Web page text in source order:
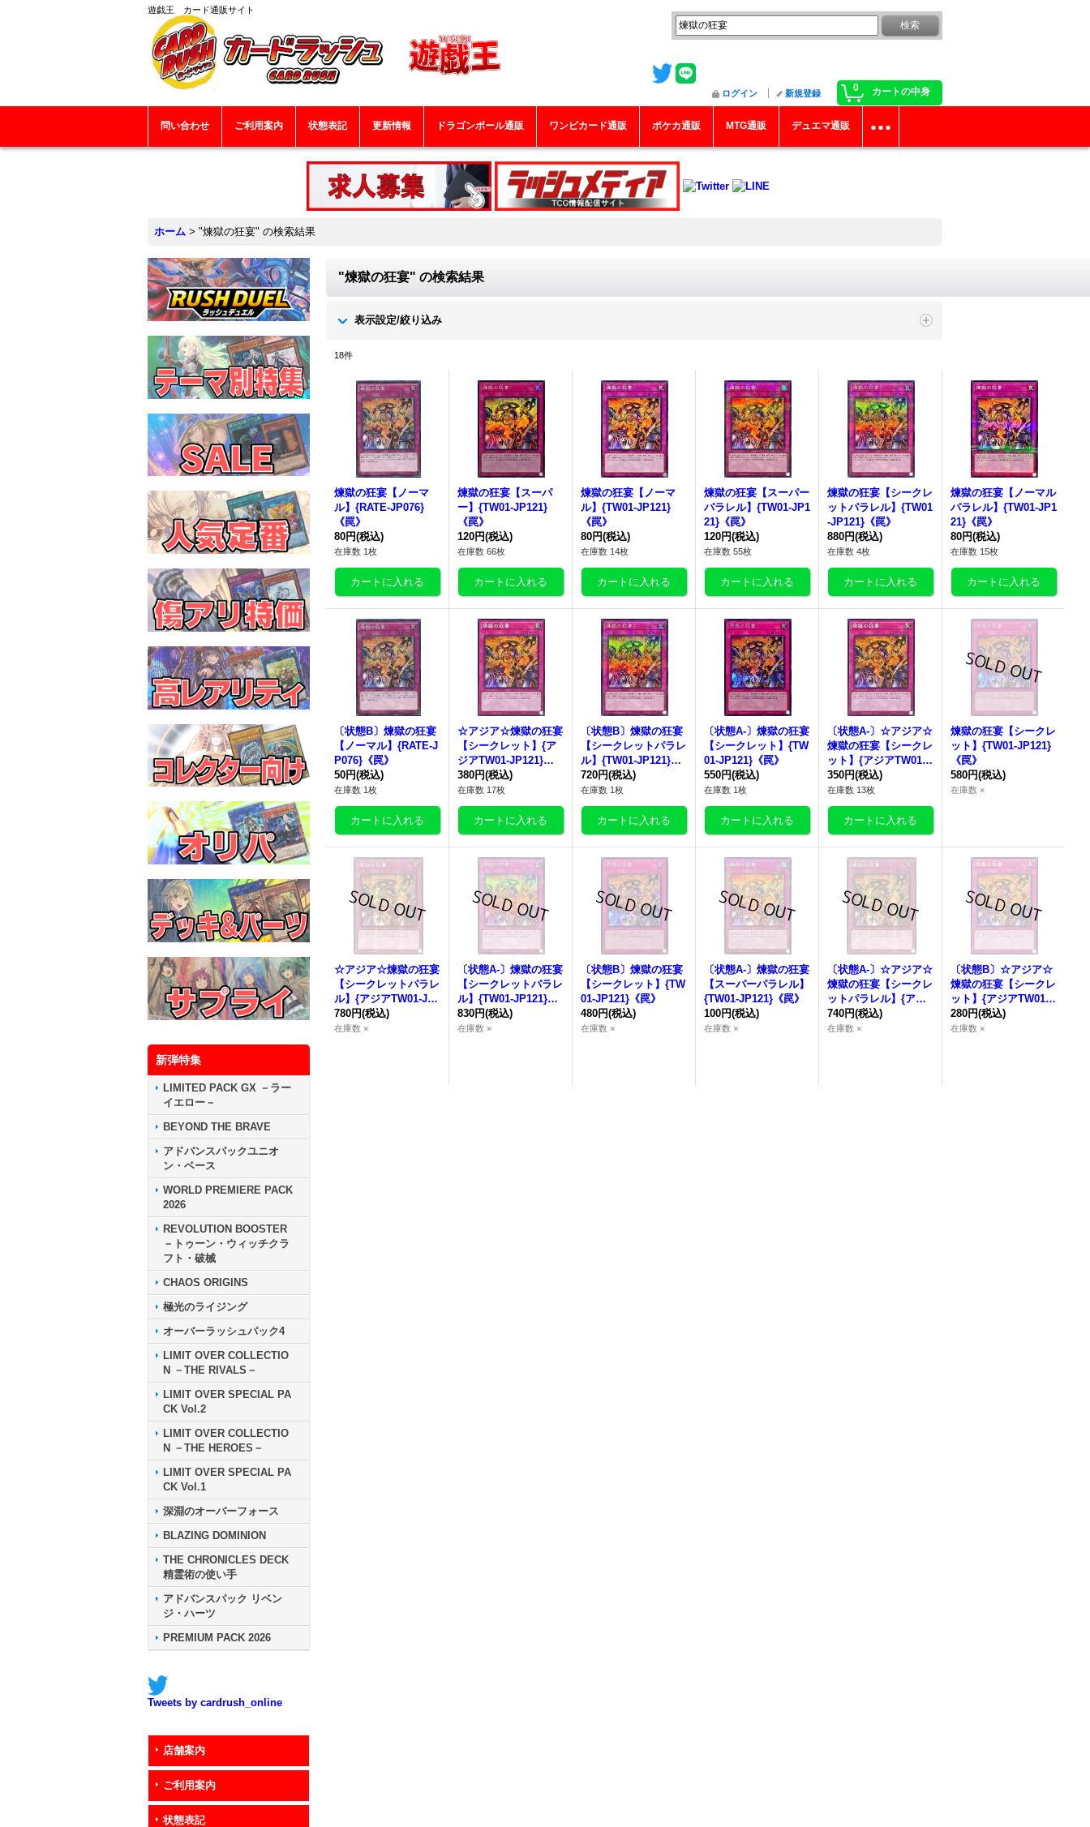
遊戯王 カード通販サイト
0 カートの中身
ログイン 新規登録
問い合わせ ご利用案内 状態表記 更新情報 ドラゴンボール通販 ワンピカード通販 ポケカ通販 MTG通販 デュエマ通販
ホーム > "煉獄の狂宴" の検索結果
新弾特集
LIMITED PACK GX －ラー
イエロー－
BEYOND THE BRAVE
アドバンスパックユニオ
ン・ベース
WORLD PREMIERE PACK
2026
REVOLUTION BOOSTER
－トゥーン・ウィッチクラ
フト・破械
CHAOS ORIGINS
極光のライジング
オーバーラッシュパック4
LIMIT OVER COLLECTIO
N －THE RIVALS－
LIMIT OVER SPECIAL PA
CK Vol.2
LIMIT OVER COLLECTIO
N －THE HEROES－
LIMIT OVER SPECIAL PA
CK Vol.1
深淵のオーバーフォース
BLAZING DOMINION
THE CHRONICLES DECK
精霊術の使い手
アドバンスパック リベン
ジ・ハーツ
PREMIUM PACK 2026
Tweets by cardrush_online
店舗案内
ご利用案内
状態表記
"煉獄の狂宴" の検索結果
表示設定/絞り込み
18件
煉獄の狂宴 【ノーマ
ル】{RATE-JP076}
《罠》
80円(税込)
在庫数 1枚
煉獄の狂宴 【スーパ
ー】{TW01-JP121}
《罠》
120円(税込)
在庫数 66枚
煉獄の狂宴 【ノーマ
ル】{TW01-JP121}
《罠》
80円(税込)
在庫数 14枚
煉獄の狂宴 【スーパー
パラレル】{TW01-JP1
21}《罠》
120円(税込)
在庫数 55枚
煉獄の狂宴 【シークレ
ットパラレル】{TW01
-JP121}《罠》
880円(税込)
在庫数 4枚
煉獄の狂宴 【ノーマル
パラレル】{TW01-JP1
21}《罠》
80円(税込)
在庫数 15枚
〔状態B〕 煉獄の狂宴
【ノーマル】{RATE-J
P076}《罠》
50円(税込)
在庫数 1枚
☆アジア☆煉獄の狂宴
【シークレット】{ア
ジアTW01-JP121}
《罠》
380円(税込)
在庫数 17枚
〔状態B〕 煉獄の狂宴
【シークレットパラレ
ル】{TW01-JP121}
《罠》
720円(税込)
在庫数 1枚
〔状態A-〕 煉獄の狂宴
【シークレット】{TW
01-JP121}《罠》
550円(税込)
在庫数 1枚
〔状態A-〕☆アジア☆
煉獄の狂宴 【シークレ
ット】{アジアTW01-J
P121}《罠》
350円(税込)
在庫数 13枚
煉獄の狂宴 【シークレ
ット】{TW01-JP121}
《罠》
580円(税込)
在庫数 ×
☆アジア☆煉獄の狂宴
【シークレットパラレ
ル】{アジアTW01-JP1
21}《罠》
780円(税込)
在庫数 ×
〔状態A-〕 煉獄の狂宴
【シークレットパラレ
ル】{TW01-JP121}
《罠》
830円(税込)
在庫数 ×
〔状態B〕 煉獄の狂宴
【シークレット】{TW
01-JP121}《罠》
480円(税込)
在庫数 ×
〔状態A-〕 煉獄の狂宴
【スーパーパラレル】
{TW01-JP121}《罠》
100円(税込)
在庫数 ×
〔状態A-〕☆アジア☆
煉獄の狂宴 【シークレ
ットパラレル】{アジ
アTW01-JP121}
《罠》
740円(税込)
在庫数 ×
〔状態B〕☆アジア☆
煉獄の狂宴 【シークレ
ット】{アジアTW01-J
P121}《罠》
280円(税込)
在庫数 ×